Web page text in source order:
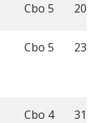
Cbo 5 20
Cbo 5 23
Cbo 4 31